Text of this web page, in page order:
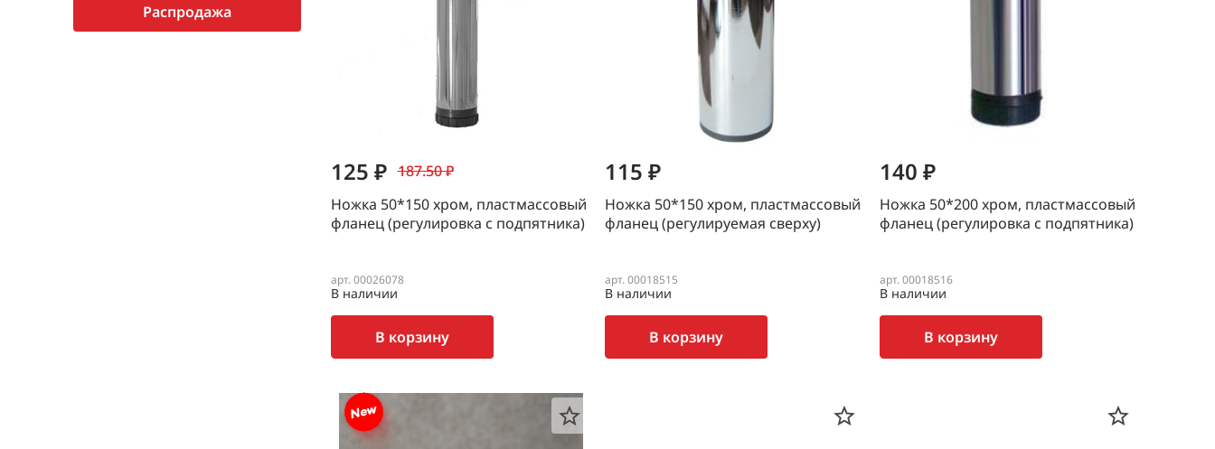
Распродажа
125 ₽ 187.50 ₽
Ножка 50*150 хром, пластмассовый
фланец (регулировка с подпятника)
арт. 00026078
В наличии
В корзину
115 ₽
Ножка 50*150 хром, пластмассовый
фланец (регулируемая сверху)
арт. 00018515
В наличии
В корзину
140 ₽
Ножка 50*200 хром, пластмассовый
фланец (регулировка с подпятника)
арт. 00018516
В наличии
В корзину